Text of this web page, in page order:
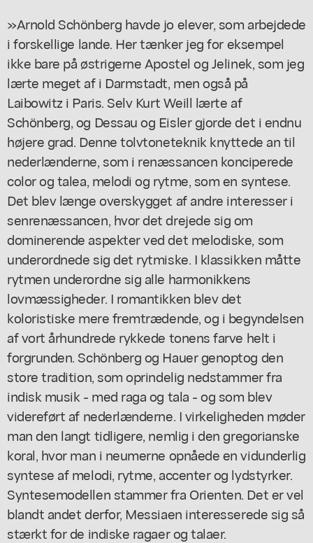
»Arnold Schönberg havde jo elever, som arbejdede
i forskellige lande. Her tænker jeg for eksempel
ikke bare på østrigerne Apostel og Jelinek, som jeg
lærte meget af i Darmstadt, men også på
Laibowitz i Paris. Selv Kurt Weill lærte af
Schönberg, og Dessau og Eisler gjorde det i endnu
højere grad. Denne tolvtoneteknik knyttede an til
nederlænderne, som i renæssancen konciperede
color og talea, melodi og rytme, som en syntese.
Det blev længe overskygget af andre interesser i
senrenæssancen, hvor det drejede sig om
dominerende aspekter ved det melodiske, som
underordnede sig det rytmiske. I klassikken måtte
rytmen underordne sig alle harmonikkens
lovmæssigheder. I romantikken blev det
koloristiske mere fremtrædende, og i begyndelsen
af vort århundrede rykkede tonens farve helt i
forgrunden. Schönberg og Hauer genoptog den
store tradition, som oprindelig nedstammer fra
indisk musik - med raga og tala - og som blev
videreført af nederlænderne. I virkeligheden møder
man den langt tidligere, nemlig i den gregorianske
koral, hvor man i neumerne opnåede en vidunderlig
syntese af melodi, rytme, accenter og lydstyrker.
Syntesemodellen stammer fra Orienten. Det er vel
blandt andet derfor, Messiaen interesserede sig så
stærkt for de indiske ragaer og talaer.